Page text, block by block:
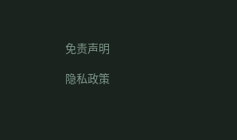
免责声明
隐私政策